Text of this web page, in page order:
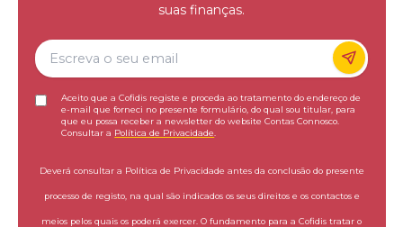
suas finanças.
Aceito que a Cofidis registe e proceda ao tratamento do endereço de
e-mail que forneci no presente formulário, do qual sou titular, para
que eu possa receber a newsletter do website Contas Connosco.
Consultar a Política de Privacidade
Deverá consultar a Política de Privacidade antes da conclusão do presente
processo de registo, na qual são indicados os seus direitos e os contactos e
meios pelos quais os poderá exercer. O fundamento para a Cofidis tratar o